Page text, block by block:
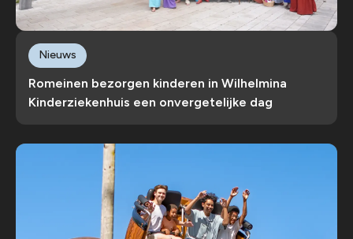
Romeinen bezorgen kinderen in Wilhelmina
Kinderziekenhuis een onvergetelijke dag
Nieuws